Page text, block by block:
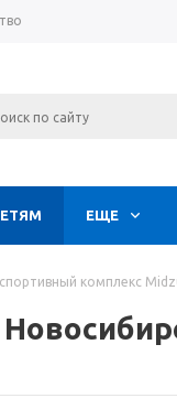
ЕЩЕ
комплекс